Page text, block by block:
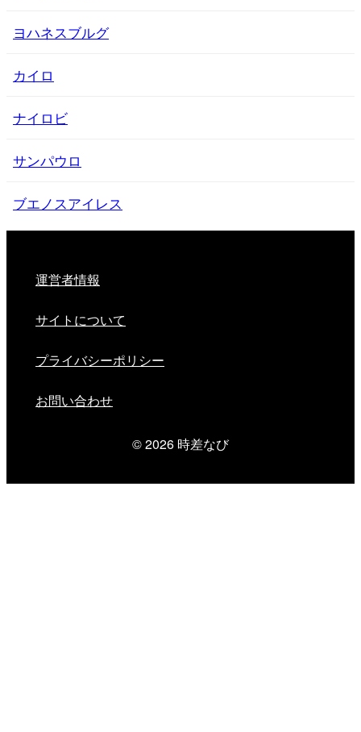
ヨハネスブルグ
カイロ
ナイロビ
サンパウロ
ブエノスアイレス
運営者情報
サイトについて
プライバシーポリシー
お問い合わせ
© 2026 時差なび